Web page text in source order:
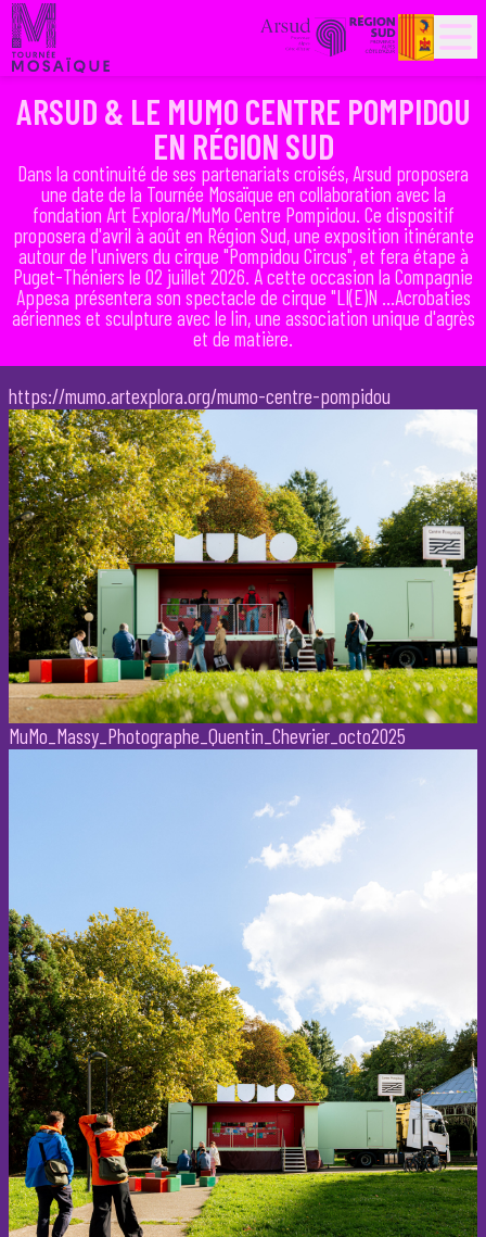
PARTENAIRES
HISTORIQUE
ARSUD & LE MUMO CENTRE POMPIDOU
EN RÉGION SUD
Dans la continuité de ses partenariats croisés, Arsud proposera
une date de la Tournée Mosaïque en collaboration avec la
fondation Art Explora/MuMo Centre Pompidou. Ce dispositif
proposera d'avril à août en Région Sud, une exposition itinérante
autour de l'univers du cirque "Pompidou Circus", et fera étape à
Puget-Théniers le 02 juillet 2026. A cette occasion la Compagnie
Appesa présentera son spectacle de cirque "LI(E)N ...Acrobaties
aériennes et sculpture avec le lin, une association unique d'agrès
et de matière.
https://mumo.artexplora.org/mumo-centre-pompidou
MuMo_Massy_Photographe_Quentin_Chevrier_octo2025